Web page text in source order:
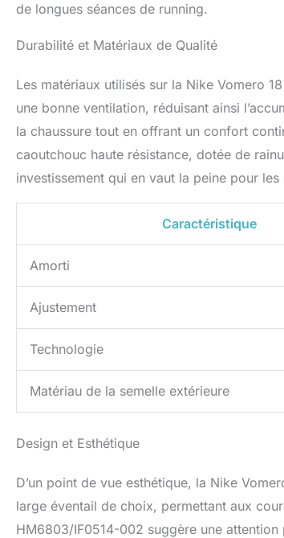
de longues séances de running.
Durabilité et Matériaux de Qualité
Les matériaux utilisés sur la Nike Vomero
une bonne ventilation, réduisant ainsi
la chaussure tout en offrant un confort
caoutchouc haute résistance, dotée de
investissement qui en vaut la peine pour
Caractéristique
Amorti
Ajustement
Technologie
Matériau de la semelle extérieure
Design et Esthétique
D’un point de vue esthétique, la Nike
large éventail de choix, permettant aux
HM6803/IF0514-002 suggère une